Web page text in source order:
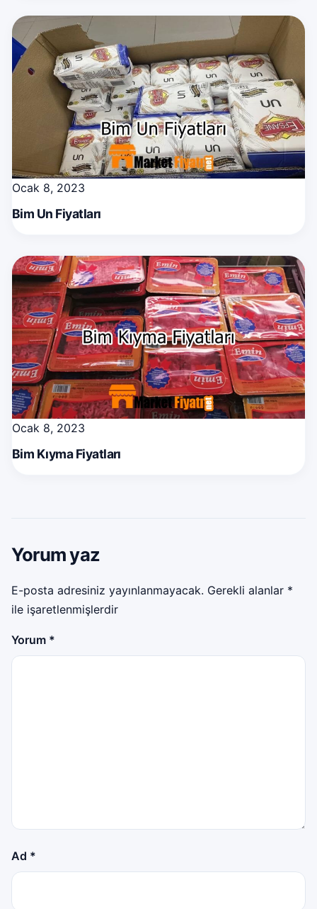
Ocak 8, 2023
Bim Un Fiyatları
Ocak 8, 2023
Bim Kıyma Fiyatları
Yorum yaz
E-posta adresiniz yayınlanmayacak. Gerekli alanlar *
ile işaretlenmişlerdir
Yorum *
Ad *